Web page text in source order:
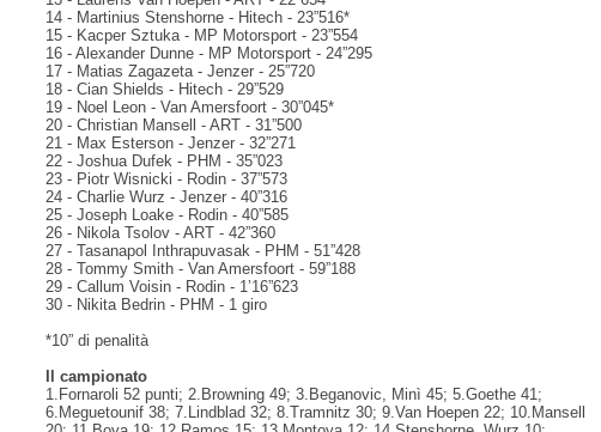
14 - Martinius Stenshorne - Hitech - 23”516*
15 - Kacper Sztuka - MP Motorsport - 23”554
16 - Alexander Dunne - MP Motorsport - 24”295
17 - Matias Zagazeta - Jenzer - 25”720
18 - Cian Shields - Hitech - 29”529
19 - Noel Leon - Van Amersfoort - 30”045*
20 - Christian Mansell - ART - 31”500
21 - Max Esterson - Jenzer - 32”271
22 - Joshua Dufek - PHM - 35”023
23 - Piotr Wisnicki - Rodin - 37”573
24 - Charlie Wurz - Jenzer - 40”316
25 - Joseph Loake - Rodin - 40”585
26 - Nikola Tsolov - ART - 42”360
27 - Tasanapol Inthrapuvasak - PHM - 51”428
28 - Tommy Smith - Van Amersfoort - 59”188
29 - Callum Voisin - Rodin - 1’16”623
30 - Nikita Bedrin - PHM - 1 giro
*10” di penalità
Il campionato
1.Fornaroli 52 punti; 2.Browning 49; 3.Beganovic, Minì 45; 5.Goethe 41;
6.Meguetounif 38; 7.Lindblad 32; 8.Tramnitz 30; 9.Van Hoepen 22; 10.Mansell